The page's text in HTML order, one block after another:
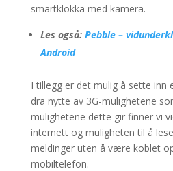
smartklokka med kamera.
Les også: Pebble –
Android
I tillegg er det mulig å sette inn
dra nytte av 3G-mulighetene
mulighetene dette gir finner vi
internett og muligheten til å
meldinger uten å være koblet
mobiltelefon.